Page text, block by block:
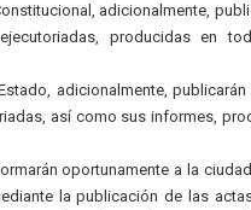
adicionalmente,
producidas en
adicionalmente, publicarán
así como sus informes,
oportunamente a la
la publicación de las